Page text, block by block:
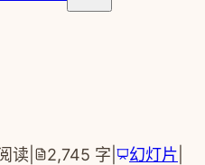
读 2,745 字 幻灯片